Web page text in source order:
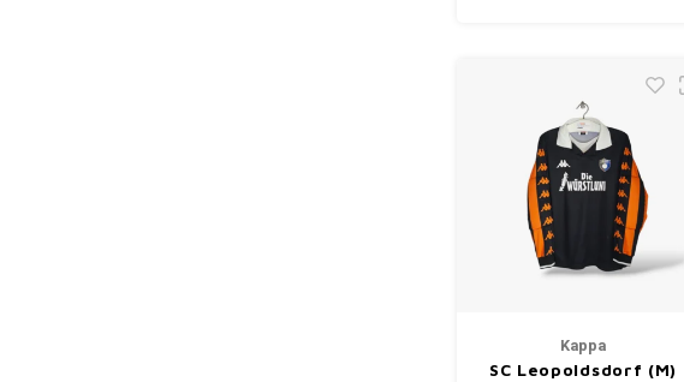
Kappa
SC Leopoldsdorf (M)